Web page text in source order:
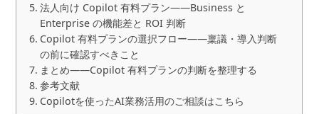
法人向け Copilot 有料プラン——Business と
Enterprise の機能差と ROI 判断
Copilot 有料プランの選択フロー——稟議・導入判断
の前に確認すべきこと
まとめ——Copilot 有料プランの判断を整理する
参考文献
Copilotを使ったAI業務活用のご相談はこちら